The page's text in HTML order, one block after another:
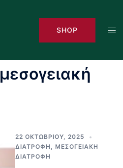
SHOP
μεσογειακή
22 ΟΚΤΩΒΡΊΟΥ, 2025
ΔΙΑΤΡΟΦΉ , ΜΕΣΟΓΕΙΑΚΉ
ΔΙΑΤΡΟΦΉ